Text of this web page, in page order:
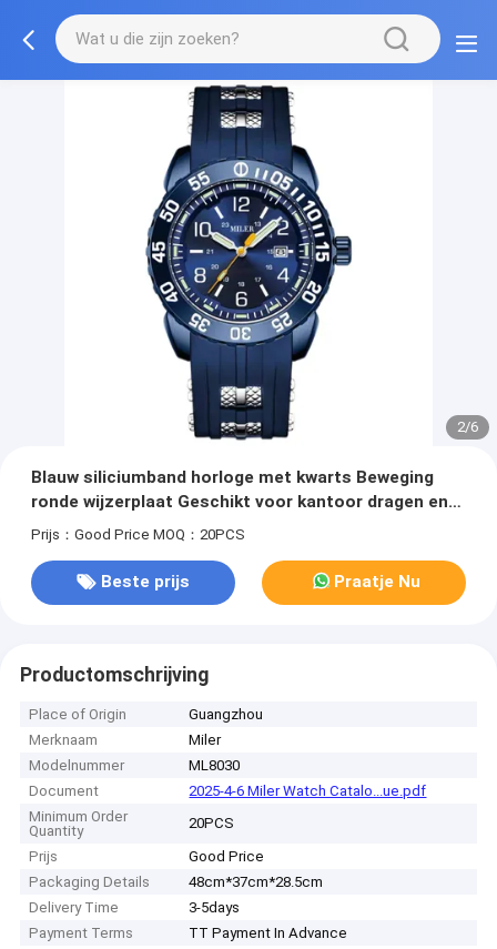
2/6
Blauw siliciumband horloge met kwarts Beweging
ronde wijzerplaat Geschikt voor kantoor dragen en
outdoor sport Comfortabel
Prijs：Good Price MOQ：20PCS
Beste prijs Praatje Nu
Productomschrijving
Place of Origin
Guangzhou
Merknaam
Miler
Modelnummer
ML8030
Document
2025-4-6 Miler Watch Catalo...ue.pdf
Minimum Order
Quantity
20PCS
Prijs
Good Price
Packaging Details
48cm*37cm*28.5cm
Delivery Time
3-5days
Payment Terms
TT Payment In Advance